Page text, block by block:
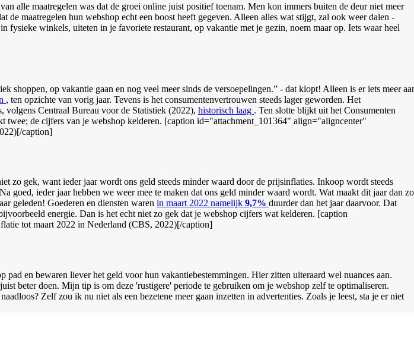
alle maatregelen was dat de groei online juist positief toenam. Men kon immers buiten de deur niet meer
de maatregelen hun webshop echt een boost heeft gegeven. Alleen alles wat stijgt, zal ook weer dalen -
winkels, uiteten in je favoriete restaurant, op vakantie met je gezin, noem maar op. Iets waar heel
op vakantie gaan en nog veel meer sinds de versoepelingen.” - dat klopt! Alleen is er iets meer
, ten opzichte van vorig jaar. Tevens is het consumentenvertrouwen steeds lager geworden. Het
volgens Centraal Bureau voor de Statistiek (2022), historisch laag . Ten slotte blijkt uit het Consumenten
twee; de cijfers van je webshop kelderen. [caption id="attachment_101364" align="aligncenter"
caption]
zo gek, want ieder jaar wordt ons geld steeds minder waard door de prijsinflaties. Inkoop wordt steeds
Na goed, ieder jaar hebben we weer mee te maken dat ons geld minder waard wordt. Wat maakt dit jaar dan zo
geleden! Goederen en diensten waren in maart 2022 namelijk 9,7% duurder dan het jaar daarvoor. Dat
energie. Dan is het echt niet zo gek dat je webshop cijfers wat kelderen. [caption
tot maart 2022 in Nederland (CBS, 2022)[/caption]
en bewaren liever het geld voor hun vakantiebestemmingen. Hier zitten uiteraard wel nuances aan.
beter doen. Mijn tip is om deze 'rustigere' periode te gebruiken om je webshop zelf te optimaliseren.
Zelf zou ik nu niet als een bezetene meer gaan inzetten in advertenties. Zoals je leest, sta je er niet